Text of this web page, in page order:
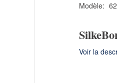
Modèle:
Voir la